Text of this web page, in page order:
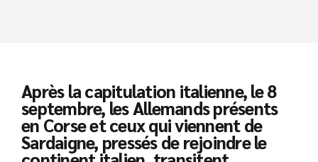
Après la capitulation italienne, le 8
septembre, les Allemands présents
en Corse et ceux qui viennent de
Sardaigne, pressés de rejoindre le